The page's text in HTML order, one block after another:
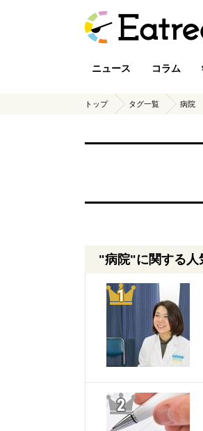
ニュース コラム
トップ タグ一覧 病院
"病院"に関する人
2位